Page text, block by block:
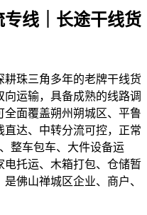
线｜长途干线货
珠三角多年的老牌干线货
运输，具备成熟的线路调
面覆盖朔州朔城区、平鲁
直达、中转分流可控，正常
整车包车、大件设备运
托运、木箱打包、仓储暂
佛山禅城区企业、商户、